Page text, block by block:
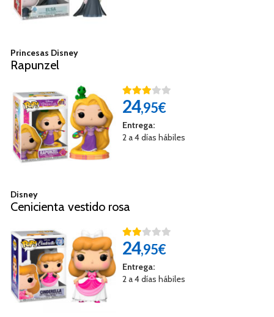
Princesas Disney
Rapunzel
24,95€
Entrega:
2 a 4 días hábiles
Disney
Cenicienta vestido rosa
24,95€
Entrega:
2 a 4 días hábiles